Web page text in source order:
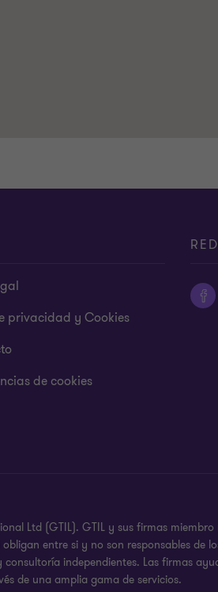
privacidad y Cookies
de cookies
Ltd (GTIL). GTIL y sus firmas
entre si y no son responsables de
independientes. Las firmas
de una amplia gama de servicios.